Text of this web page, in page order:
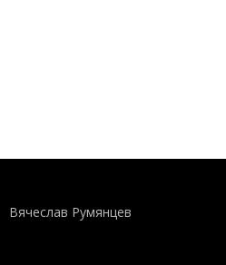
Вячеслав Румянцев